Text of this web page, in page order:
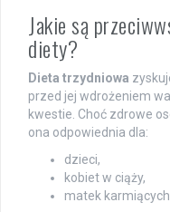
Jakie są
diety?
Dieta trzydniowa
przed jej wdrożeniem
kwestie. Choć zdrowe
ona odpowiednia dla:
dzieci,
kobiet w ciąży,
matek karmiących.